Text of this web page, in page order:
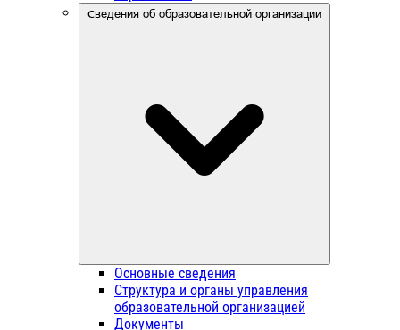
Сведения об образовательной организации
Основные сведения
Структура и органы управления
образовательной организацией
Документы